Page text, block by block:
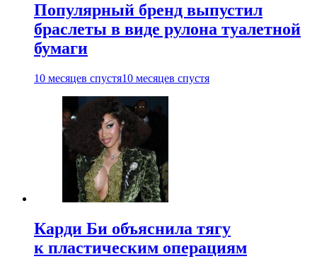
Популярный бренд выпустил
браслеты в виде рулона туалетной
бумаги
10 месяцев спустя10 месяцев спустя
Карди Би объяснила тягу
к пластическим операциям